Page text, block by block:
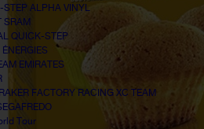
STEP ALPHA VINYL
SRAM
QUICK-STEP
EMIRATES
FACTORY RACING XC TEAM
Tour